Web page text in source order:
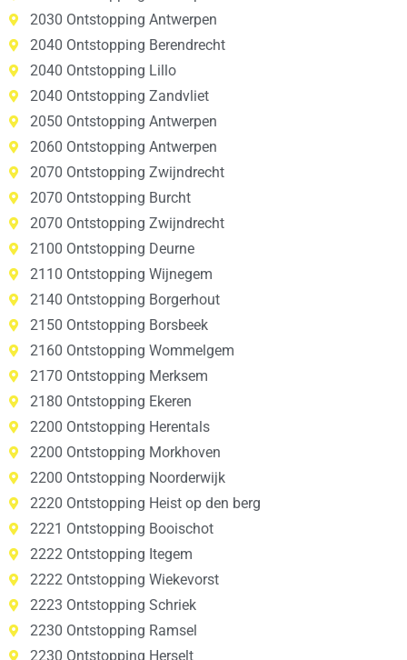
2030 Ontstopping Antwerpen
2040 Ontstopping Berendrecht
2040 Ontstopping Lillo
2040 Ontstopping Zandvliet
2050 Ontstopping Antwerpen
2060 Ontstopping Antwerpen
2070 Ontstopping Zwijndrecht
2070 Ontstopping Burcht
2070 Ontstopping Zwijndrecht
2100 Ontstopping Deurne
2110 Ontstopping Wijnegem
2140 Ontstopping Borgerhout
2150 Ontstopping Borsbeek
2160 Ontstopping Wommelgem
2170 Ontstopping Merksem
2180 Ontstopping Ekeren
2200 Ontstopping Herentals
2200 Ontstopping Morkhoven
2200 Ontstopping Noorderwijk
2220 Ontstopping Heist op den berg
2221 Ontstopping Booischot
2222 Ontstopping Itegem
2222 Ontstopping Wiekevorst
2223 Ontstopping Schriek
2230 Ontstopping Ramsel
2230 Ontstopping Herselt